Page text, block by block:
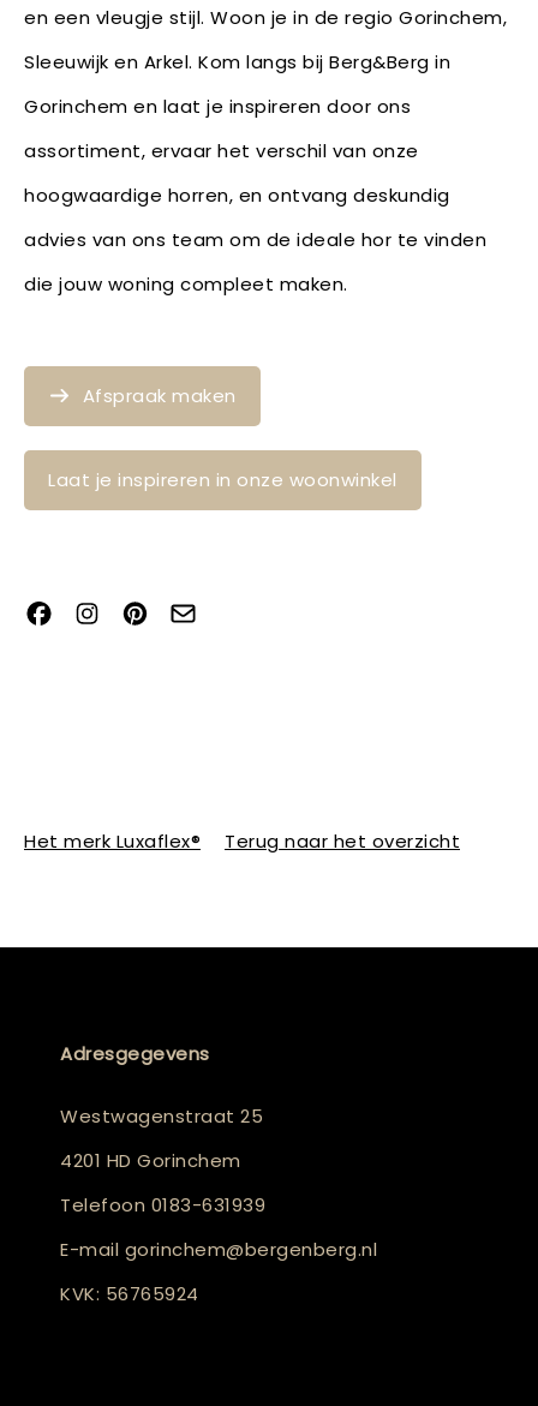
en een vleugje stijl. Woon je in de regio Gorinchem,
Sleeuwijk en Arkel. Kom langs bij Berg&Berg in
Gorinchem en laat je inspireren door ons
assortiment, ervaar het verschil van onze
hoogwaardige horren, en ontvang deskundig
advies van ons team om de ideale hor te vinden
die jouw woning compleet maken.
Afspraak maken
Laat je inspireren in onze woonwinkel
Het merk Luxaflex® Terug naar het overzicht
Adresgegevens
Westwagenstraat 25
4201 HD Gorinchem
Telefoon 0183-631939
E-mail gorinchem@bergenberg.nl
KVK: 56765924